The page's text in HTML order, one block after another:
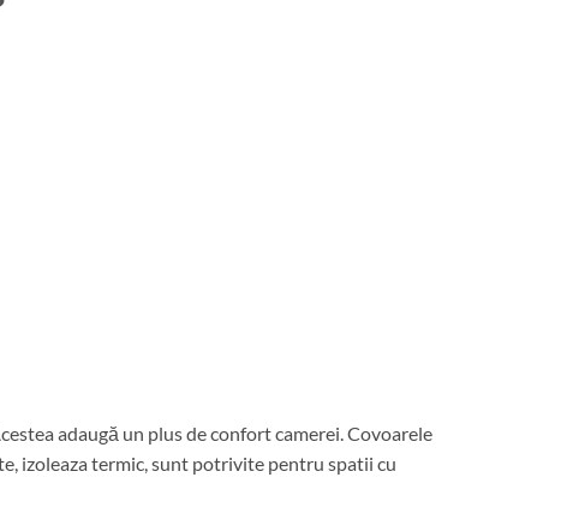
adaugă un plus de confort camerei. Covoarele
izoleaza termic, sunt potrivite pentru spatii cu